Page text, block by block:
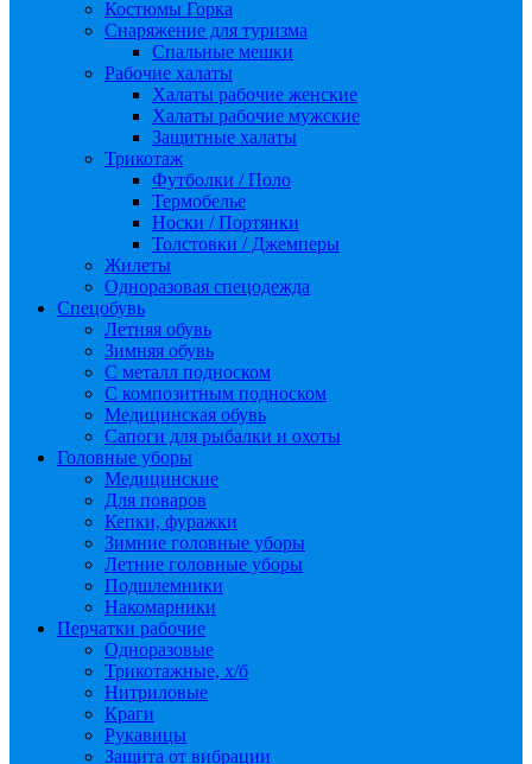
Костюмы Горка
Снаряжение для туризма
Спальные мешки
Рабочие халаты
Халаты рабочие женские
Халаты рабочие мужские
Защитные халаты
Трикотаж
Футболки / Поло
Термобелье
Носки / Портянки
Толстовки / Джемперы
Жилеты
Одноразовая спецодежда
Спецобувь
Летняя обувь
Зимняя обувь
С металл подноском
С композитным подноском
Медицинская обувь
Сапоги для рыбалки и охоты
Головные уборы
Медицинские
Для поваров
Кепки, фуражки
Зимние головные уборы
Летние головные уборы
Подшлемники
Накомарники
Перчатки рабочие
Одноразовые
Трикотажные, х/б
Нитриловые
Краги
Рукавицы
Защита от вибрации